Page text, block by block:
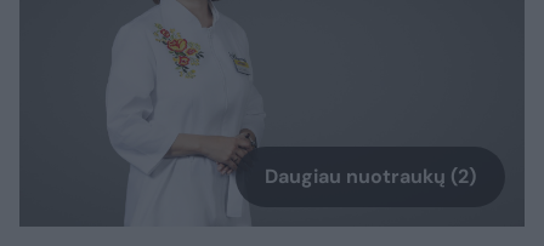
Daugiau nuotraukų (2)